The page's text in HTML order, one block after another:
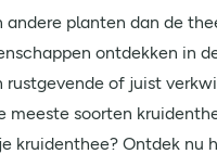
planten dan de
ontdekken in
of juist
soorten
kruidenthee? Ontdek